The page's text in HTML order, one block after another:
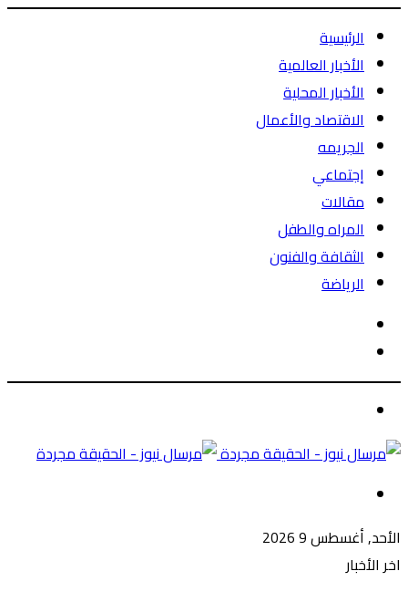
الرئيسية
الأخبار العالمية
الأخبار المحلية
الاقتصاد والأعمال
الجريمه
إجتماعي
مقالات
المراه والطفل
الثقافة والفنون
الرياضة
عن
الأحد, أغسطس 9 2026
اخر الأخبار